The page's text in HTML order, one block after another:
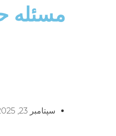
مسئله
سپتامبر 23, 2025